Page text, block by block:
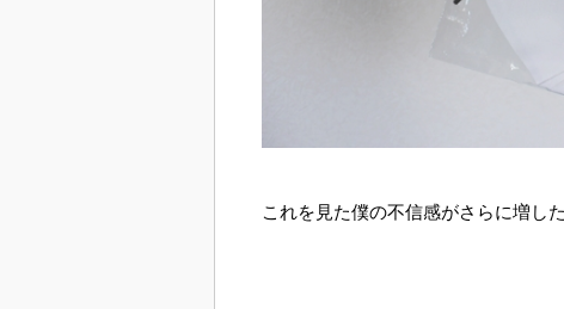
これを見た僕の不信感がさらに増し